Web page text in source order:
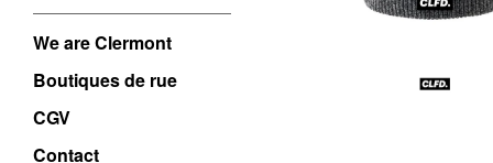
We are Clermont
Boutiques de rue
CGV
Contact